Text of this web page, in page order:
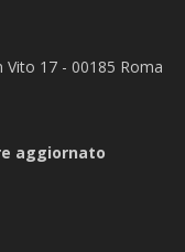
Vito 17 - 00185 Roma
aggiornato